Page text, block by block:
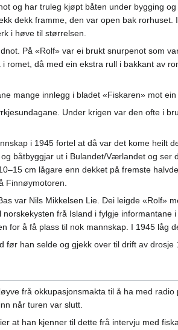
og har truleg kjøpt båten under bygging
dekk framme, den var open bak
i høve til størrelsen.
På «Rolf» var ei brukt snurpenot som
romet, då med ein ekstra rull i bakkant av
mange innlegg i bladet «Fiskaren» mot
Under krigen var den ofte i
i 1945 fortel at då var det kome heilt
båtbyggjar ut i Bulandet/Værlandet og
cm lågare enn dekket på fremste
Finnøymotoren.
var Nils Mikkelsen Lie. Dei leigde «Rolf»
frå Island i fylgje
for å få plass til nok mannskap. I 1945 låg
før han selde og gjekk over til drift av drosje
frå okkupasjonsmakta til å ha med
når turen var slutt.
at han kjenner til dette frå intervju med